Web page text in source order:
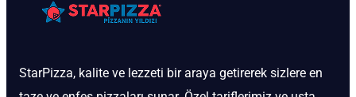
StarPizza, kalite ve lezzeti bir araya getirerek sizlere en